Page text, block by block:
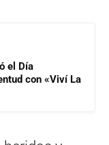
el Día
con «Viví La